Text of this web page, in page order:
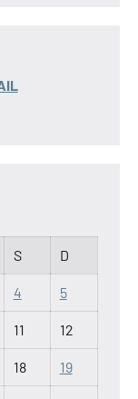
S D
4 5
11 12
18 19